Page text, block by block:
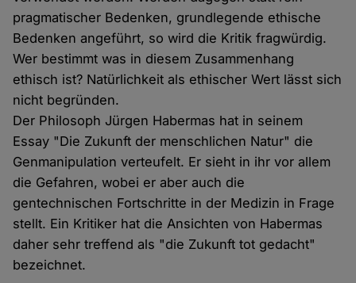
pragmatischer Bedenken, grundlegende ethische
Bedenken angeführt, so wird die Kritik fragwürdig.
Wer bestimmt was in diesem Zusammenhang
ethisch ist? Natürlichkeit als ethischer Wert lässt sich
nicht begründen.
Der Philosoph Jürgen Habermas hat in seinem
Essay "Die Zukunft der menschlichen Natur" die
Genmanipulation verteufelt. Er sieht in ihr vor allem
die Gefahren, wobei er aber auch die
gentechnischen Fortschritte in der Medizin in Frage
stellt. Ein Kritiker hat die Ansichten von Habermas
daher sehr treffend als "die Zukunft tot gedacht"
bezeichnet.